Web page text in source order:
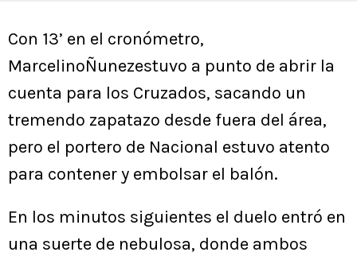
Con 13’ en el cronómetro,
MarcelinoÑunezestuvo a punto de abrir la
cuenta para los Cruzados, sacando un
tremendo zapatazo desde fuera del área,
pero el portero de Nacional estuvo atento
para contener y embolsar el balón.
En los minutos siguientes el duelo entró en
una suerte de nebulosa, donde ambos